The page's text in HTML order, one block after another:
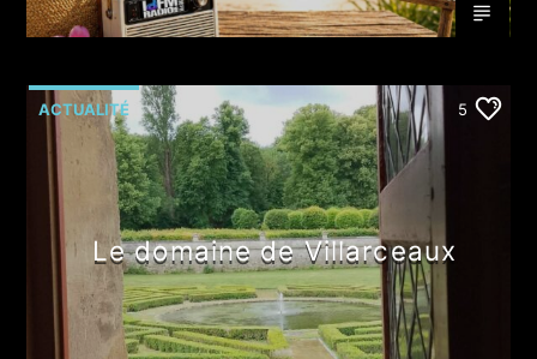
ACTUALITÉ 5
Le domaine de Villarceaux